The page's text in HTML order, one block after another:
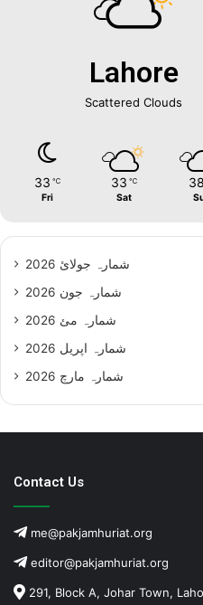
Lahore
Scattered Clouds
33 ℃
Fri
33 ℃
Sat
38
شمارہ جولائ 2026
شمارہ جون 2026
شمارہ مئ 2026
شمارہ اپریل 2026
شمارہ مارچ 2026
Contact Us
me@pakjamhuriat.org
editor@pakjamhuriat.org
291, Block A, Johar Town,